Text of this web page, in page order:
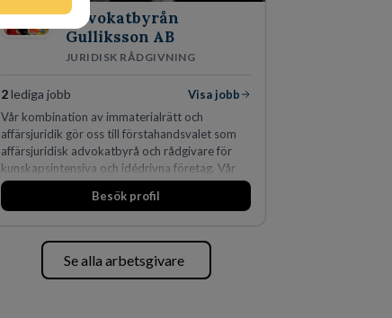
Advokatbyrån
Gulliksson AB
JURIDISK RÅDGIVNING
2 lediga jobb
Visa jobb
Vår kombination av immaterialrätt och
affärsjuridik gör oss till förstahandsvalet som
affärsjuridisk advokatbyrå och rådgivare för
kunskapsintensiva och idédrivna företag. Vår
expertis inom IP-tillgångar har gett oss en
marknadsledande position. Våra klienter väljer
företagets viktigaste tillgångar.
Besök profil
Se alla arbetsgivare